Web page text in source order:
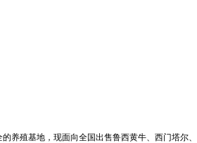
殖基地，现面向全国出售鲁西黄牛、西门塔尔